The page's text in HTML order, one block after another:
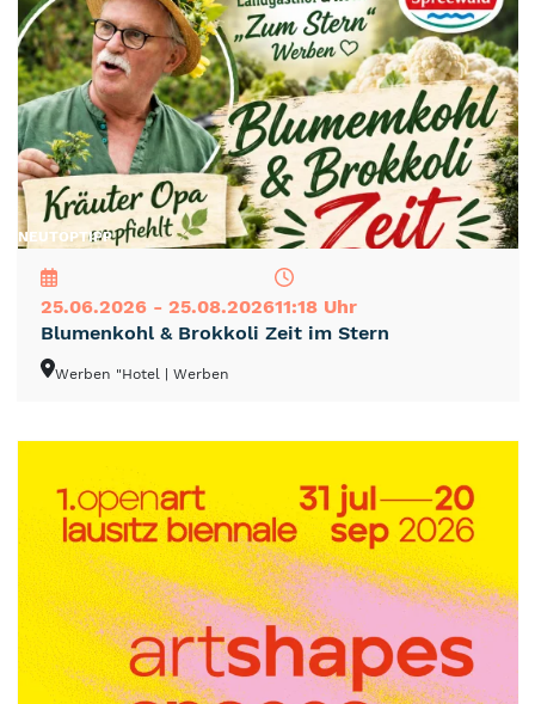
NEUTOPTIPP
25.06.2026 - 25.08.202611:18 Uhr
Blumenkohl & Brokkoli Zeit im Stern
Werben "Hotel | Werben